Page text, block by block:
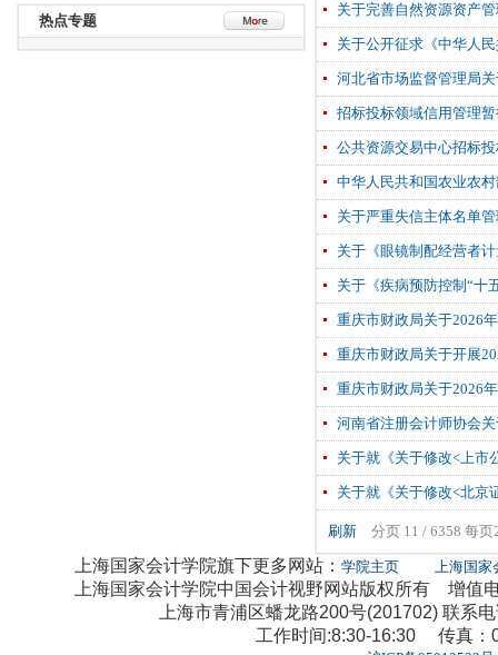
热点专题
关于完善自然资源资产
关于公开征求《中华人
河北省市场监督管理局
招标投标领域信用管理
公共资源交易中心招标
中华人民共和国农业农
关于严重失信主体名单
关于《眼镜制配经营者
关于《疾病预防控制“十
重庆市财政局关于2026
重庆市财政局关于开展
重庆市财政局关于2026
河南省注册会计师协会
关于就《关于修改<上市
关于就《关于修改<北京
刷新 分页 11 / 6358 每页
上海国家会计学院旗下更多网站： 学院主页 上海国家
上海国家会计学院中国会计视野网站版权所有 增值
上海市青浦区蟠龙路200号(201702) 联系
工作时间:8:30-16:30 传真：